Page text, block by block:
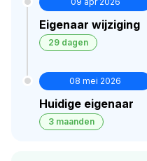
Eigenaar wijziging
29 dagen
08 mei 2026
Huidige eigenaar
3 maanden